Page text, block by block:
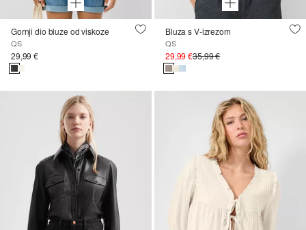
Gornji dio bluze od viskoze
QS
29,99 €
Bluza s V-izrezom
QS
29,99 €35,99 €